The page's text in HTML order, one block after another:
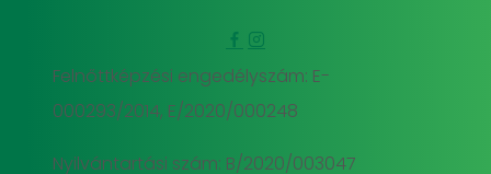
Felnőttképzési engedélyszám: E-
000293/2014, E/2020/000248
Nyilvántartási szám: B/2020/003047